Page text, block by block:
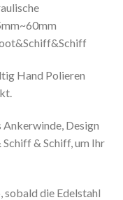
Hand Polieren
Ankerwinde, Design
& Schiff, um Ihr
die Edelstahl